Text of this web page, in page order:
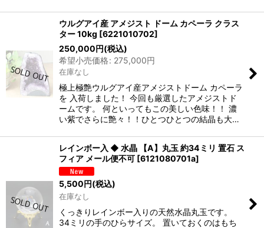
ウルグアイ産 アメジスト ドーム カペーラ クラス
ター 10kg [6221010702]
250,000円(税込)
希望小売価格: 275,000円
在庫なし
極上極艶ウルグアイ産アメジストドーム カペーラ
を 入荷しました！ 今回も厳選したアメジストド
ームです。 何といってもこの美しい色味！！ 濃
い紫でさらに艶々！！ひとつひとつの結晶も大…
レインボー入 ◆ 水晶 【A】丸玉 約34ミリ 置石 ス
フィア メール便不可 [6121080701a]
5,500円(税込)
在庫なし
くっきりレインボー入りの天然水晶丸玉です。
34ミリの手のひらサイズ。 置いておくのはもち